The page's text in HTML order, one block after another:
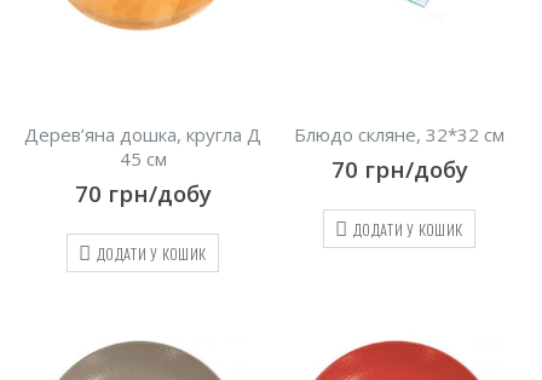
Дерев’яна дошка, кругла Д
45 см
70 грн/добу
ДОДАТИ У КОШИК
Блюдо скляне, 32*32 см
70 грн/добу
ДОДАТИ У КОШИК